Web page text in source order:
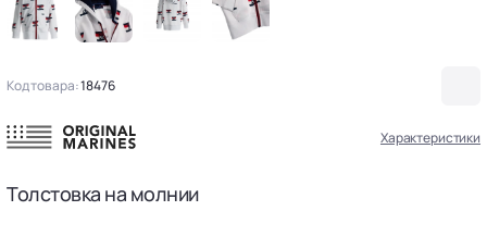
Код товара:18476
Характеристики
Толстовка на молнии